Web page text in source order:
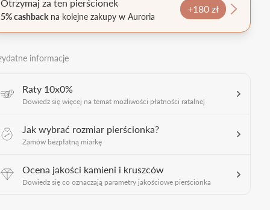
5% cashback na kolejne zakupy w Auroria
+180 zł
informacje
Raty 10x0%
Dowiedz się więcej na temat możliwości płatności ratalnej
Jak wybrać rozmiar pierścionka?
Zamów bezpłatną miarkę
Ocena jakości kamieni i kruszców
Dowiedz się co oznaczają parametry jakościowe pierścionka